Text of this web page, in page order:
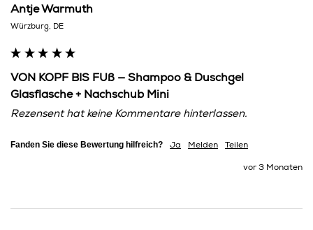
Antje Warmuth
Würzburg, DE
VON KOPF BIS FUß — Shampoo & Duschgel
Glasflasche + Nachschub Mini
Rezensent hat keine Kommentare hinterlassen.
Fanden Sie diese Bewertung hilfreich? Ja Melden Teilen
vor 3 Monaten